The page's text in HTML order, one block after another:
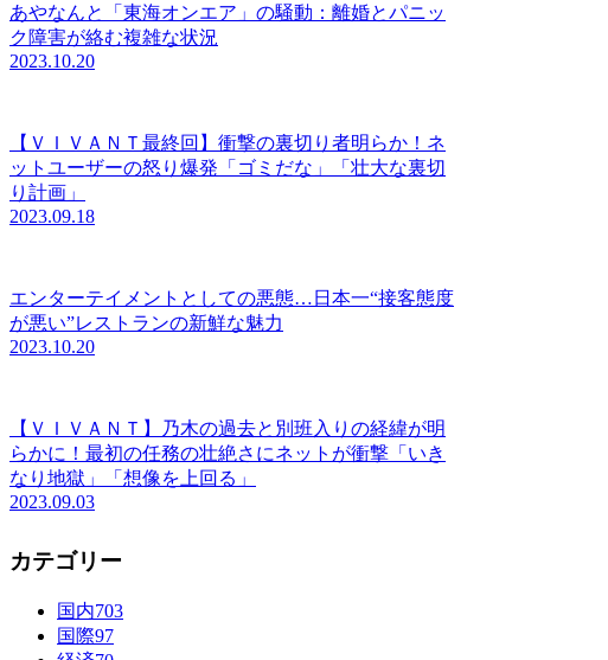
あやなんと「東海オンエア」の騒動：離婚とパニッ
ク障害が絡む複雑な状況
2023.10.20
【ＶＩＶＡＮＴ最終回】衝撃の裏切り者明らか！ネ
ットユーザーの怒り爆発「ゴミだな」「壮大な裏切
り計画」
2023.09.18
エンターテイメントとしての悪態…日本一“接客態度
が悪い”レストランの新鮮な魅力
2023.10.20
【ＶＩＶＡＮＴ】乃木の過去と別班入りの経緯が明
らかに！最初の任務の壮絶さにネットが衝撃「いき
なり地獄」「想像を上回る」
2023.09.03
カテゴリー
国内703
国際97